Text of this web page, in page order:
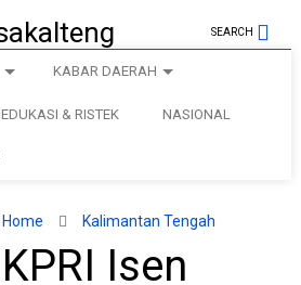
SEARCH
KABAR DAERAH
EDUKASI & RISTEK NASIONAL
Home Kalimantan Tengah
KPRI Isen